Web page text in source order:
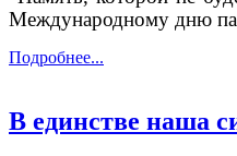
Международному дню
Подробнее...
В единстве наша